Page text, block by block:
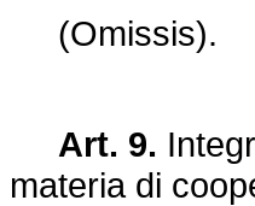
(Omissis).
Art. 9.
materia di